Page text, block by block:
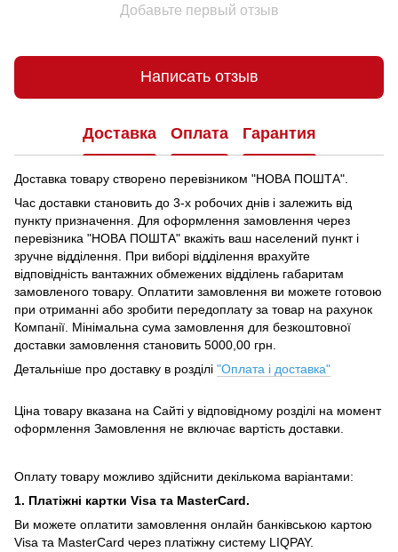
Добавьте первый отзыв
Написать отзыв
Доставка Оплата Гарантия
Доставка товару створено перевізником "НОВА ПОШТА".
Час доставки становить до 3-х робочих днів і залежить від
пункту призначення. Для оформлення замовлення через
перевізника "НОВА ПОШТА" вкажіть ваш населений пункт і
зручне відділення.
При виборі відділення врахуйте
відповідність вантажних обмежених відділень габаритам
замовленого товару. Оплатити замовлення ви можете готовою
при отриманні або зробити передоплату за товар на рахунок
Компанії. Мінімальна сума замовлення для безкоштовної
доставки замовлення становить 5000,00 грн.
Детальніше про доставку в розділі "Оплата і доставка"
Ціна товару вказана на Сайті у відповідному розділі на момент
оформлення Замовлення не включає вартість доставки.
Оплату товару можливо здійснити декількома варіантами:
1. Платіжні картки Visa та MasterCard.
Ви можете оплатити замовлення онлайн банківською картою
Visa та MasterCard через платіжну систему LIQPAY.